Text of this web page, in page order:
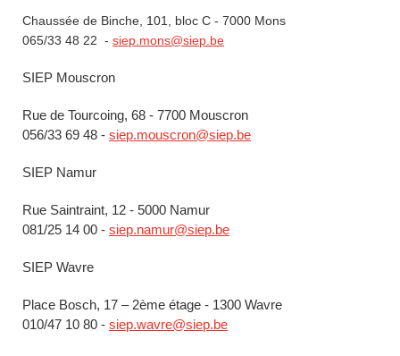
Chaussée de Binche, 101, bloc C - 7000 Mons
065/33 48 22 - siep.mons@siep.be
SIEP Mouscron
Rue de Tourcoing, 68 - 7700 Mouscron
056/33 69 48 - siep.mouscron@siep.be
SIEP Namur
Rue Saintraint, 12 - 5000 Namur
081/25 14 00 - siep.namur@siep.be
SIEP Wavre
Place Bosch, 17 – 2ème étage - 1300 Wavre
010/47 10 80 - siep.wavre@siep.be